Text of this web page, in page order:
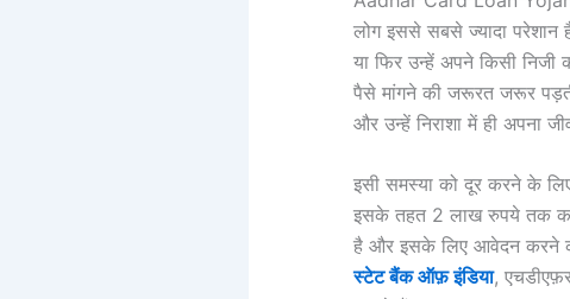
लोग इससे सबसे ज्यादा परेशान
या फिर उन्हें अपने किसी
पैसे मांगने की जरूरत जरूर
और उन्हें निराशा में ही अपना
इसी समस्या को दूर करने के
इसके तहत 2 लाख रुपये तक का
है और इसके लिए आवेदन करने
स्टेट बैंक ऑफ़ इंडिया,